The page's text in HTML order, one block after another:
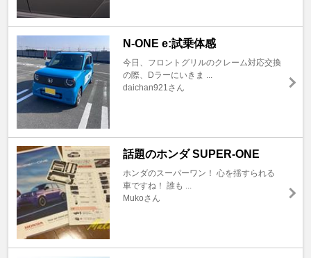
N-ONE e:試乗体感
今日、フロントグリルのクレーム対応交換
の際、Dラーにいきま ...
daichan921さん
話題のホンダ SUPER-ONE
ホンダのスーパーワン！ 心を揺すられる
車ですね！ 誰も ...
Mukoさん